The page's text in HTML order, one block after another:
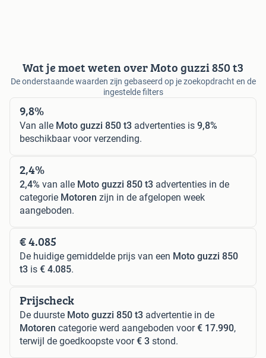
Wat je moet weten over Moto guzzi 850 t3
De onderstaande waarden zijn gebaseerd op je zoekopdracht en de
ingestelde filters
9,8%
Van alle Moto guzzi 850 t3 advertenties is 9,8%
beschikbaar voor verzending.
2,4%
2,4% van alle Moto guzzi 850 t3 advertenties in de
categorie Motoren zijn in de afgelopen week
aangeboden.
€ 4.085
De huidige gemiddelde prijs van een Moto guzzi 850
t3 is € 4.085.
Prijscheck
De duurste Moto guzzi 850 t3 advertentie in de
Motoren categorie werd aangeboden voor€ 17.990,
terwijl de goedkoopste voor€ 3 stond.